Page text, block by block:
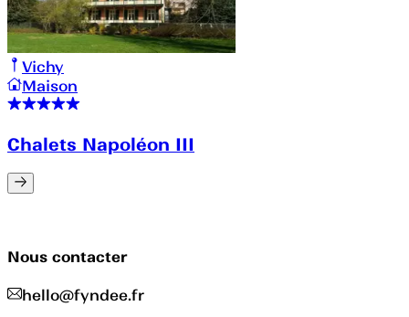
Vichy
Maison
Chalets Napoléon III
Nous contacter
hello@fyndee.fr